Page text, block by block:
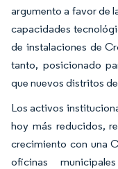
argumento a favor de
capacidades
de instalaciones de
tanto, posicionado
que nuevos distritos
Los activos
hoy más reducidos,
crecimiento con una
oficinas